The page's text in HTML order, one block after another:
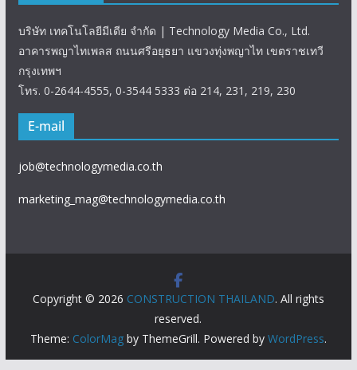
บริษัท เทคโนโลยีมีเดีย จำกัด | Technology Media Co., Ltd.
อาคารพญาไทเพลส ถนนศรีอยุธยา แขวงทุ่งพญาไท เขตราชเทวี
กรุงเทพฯ
โทร. 0-2644-4555, 0-3544 5333 ต่อ 214, 231, 219, 230
E-mail
job@technologymedia.co.th
marketing_mag@technologymedia.co.th
Copyright © 2026 CONSTRUCTION THAILAND. All rights
reserved.
Theme: ColorMagby ThemeGrill. Powered by WordPress.